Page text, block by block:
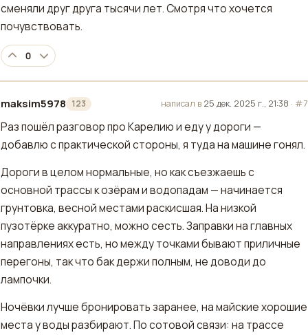
сменяли друг друга тысячи лет. Смотря что хочется
почувствовать.
0
maksim5978 123
отредактировано написал в 25 дек. 2025 г., 21:38 · #7
Раз пошёл разговор про Карелию и еду у дороги —
добавлю с практической стороны, я туда на машине гонял.
Дороги в целом нормальные, но как съезжаешь с
основной трассы к озёрам и водопадам — начинается
грунтовка, весной местами раскисшая. На низкой
пузотёрке аккуратно, можно сесть. Заправки на главных
направлениях есть, но между точками бывают приличные
перегоны, так что бак держи полным, не доводи до
лампочки.
Ночёвки лучше бронировать заранее, на майские хорошие
места у воды разбирают. По сотовой связи: на трассе